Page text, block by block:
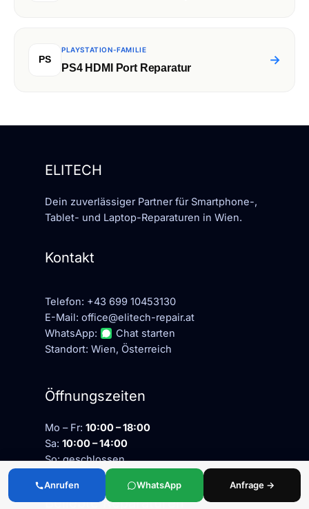
PS
PLAYSTATION-FAMILIE
PS4 HDMI Port Reparatur
→
ELITECH
Dein zuverlässiger Partner für Smartphone-,
Tablet- und Laptop-Reparaturen in Wien.
Kontakt
Telefon: +43 699 10453130
E-Mail: office@elitech-repair.at
WhatsApp:
Chat starten
Standort: Wien, Österreich
Öffnungszeiten
Mo – Fr: 10:00 – 18:00
Sa: 10:00 – 14:00
So: geschlossen
Beliebte Reparaturen
Anrufen WhatsApp Anfrage →